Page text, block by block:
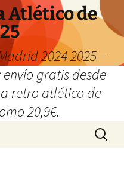
Atlético de
2024 2025 –
gratis desde
retro atlético de
20,9€.
Buscar: